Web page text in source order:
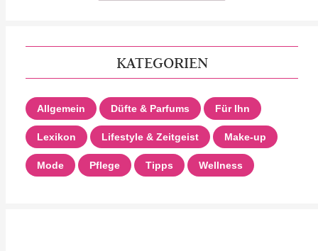
KATEGORIEN
Allgemein Düfte & Parfums Für Ihn
Lexikon Lifestyle & Zeitgeist Make-up
Mode Pflege Tipps Wellness